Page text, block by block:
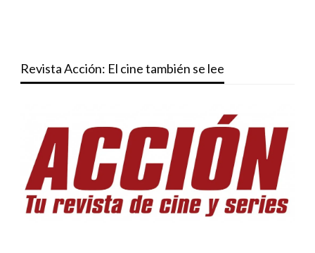
Revista Acción: El cine también se lee